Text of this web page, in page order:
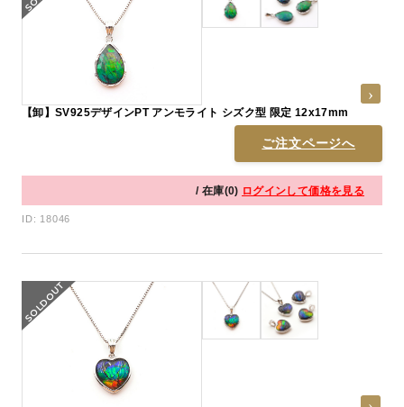
【卸】SV925デザインPT アンモライト シズク型 限定 12x17mm
ご注文ページへ
/ 在庫(0) ログインして価格を見る
ID: 18046